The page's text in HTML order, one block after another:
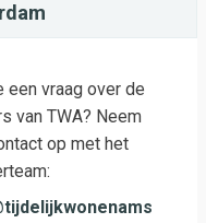
een vraag over de
van TWA? Neem
op met het